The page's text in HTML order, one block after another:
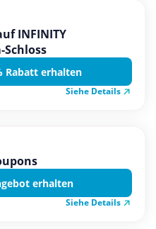
INFINITY
Rabatt erhalten
Siehe Details
erhalten
Siehe Details